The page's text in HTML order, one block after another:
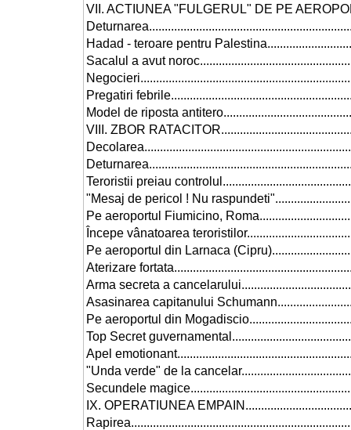
VII. ACTIUNEA "FULGERUL" DE PE
Hadad - teroare pentru
Sacalul a avut
Pregatiri
Model de riposta
VIII. ZBOR
Teroristii preiau
"Mesaj de pericol ! Nu
Pe aeroportul Fiumicino,
Începe vânatoarea
Pe aeroportul din Larnaca
Aterizare
Arma secreta a
Asasinarea capitanului
Pe aeroportul din
Top Secret
Apel
"Unda verde" de la
Secundele
IX. OPERATIUNEA